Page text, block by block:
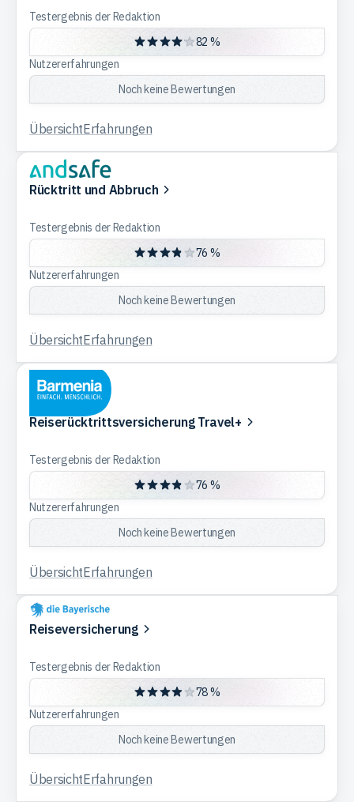
Testergebnis der Redaktion
82 %
Nutzererfahrungen
Noch keine Bewertungen
ÜbersichtErfahrungen
Rücktritt und Abbruch
Testergebnis der Redaktion
76 %
Nutzererfahrungen
Noch keine Bewertungen
ÜbersichtErfahrungen
Reiserücktrittsversicherung Travel+
Testergebnis der Redaktion
76 %
Nutzererfahrungen
Noch keine Bewertungen
ÜbersichtErfahrungen
Reiseversicherung
Testergebnis der Redaktion
78 %
Nutzererfahrungen
Noch keine Bewertungen
ÜbersichtErfahrungen